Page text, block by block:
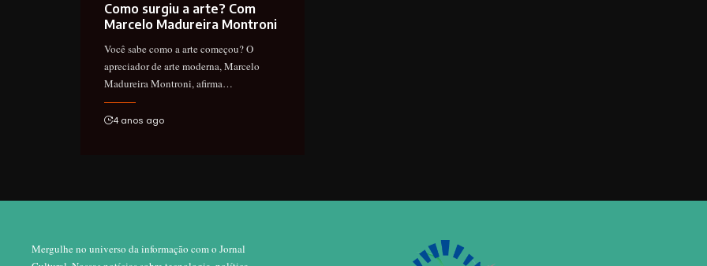
Como surgiu a arte? Com
Marcelo Madureira Montroni
Você sabe como a arte começou? O
apreciador de arte moderna, Marcelo
Madureira Montroni, afirma…
4 anos ago
Mergulhe no universo da informação com o Jornal